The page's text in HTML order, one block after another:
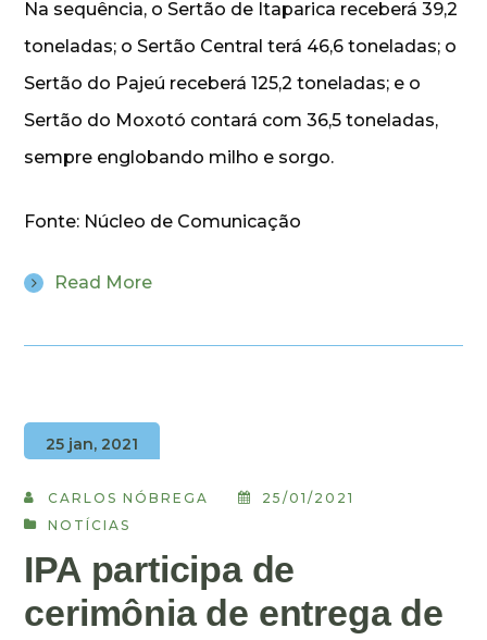
Na sequência, o Sertão de Itaparica receberá 39,2
toneladas; o Sertão Central terá 46,6 toneladas; o
Sertão do Pajeú receberá 125,2 toneladas; e o
Sertão do Moxotó contará com 36,5 toneladas,
sempre englobando milho e sorgo.
Fonte: Núcleo de Comunicação
Read More
25 jan, 2021
CARLOS NÓBREGA
25/01/2021
NOTÍCIAS
IPA participa de
cerimônia de entrega de